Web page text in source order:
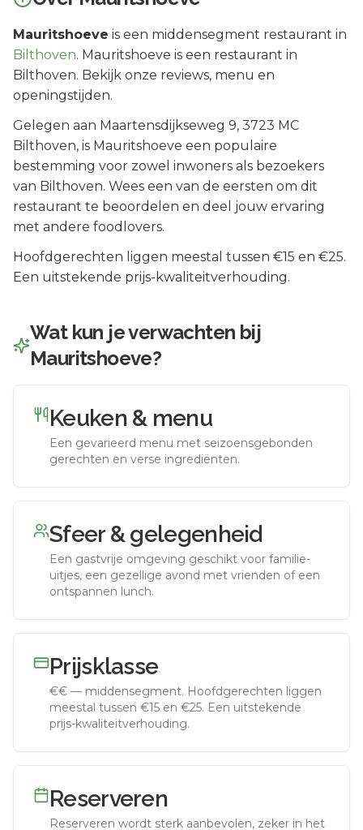
Mauritshoeve is een middensegment restaurant in
Bilthoven. Mauritshoeve is een restaurant in
Bilthoven. Bekijk onze reviews, menu en
openingstijden.
Gelegen aan Maartensdijkseweg 9, 3723 MC
Bilthoven, is Mauritshoeve een populaire
bestemming voor zowel inwoners als bezoekers
van Bilthoven. Wees een van de eersten om dit
restaurant te beoordelen en deel jouw ervaring
met andere foodlovers.
Hoofdgerechten liggen meestal tussen €15 en €25.
Een uitstekende prijs-kwaliteitverhouding.
Wat kun je verwachten bij
Mauritshoeve?
Keuken & menu
Een gevarieerd menu met seizoensgebonden
gerechten en verse ingrediënten.
Sfeer & gelegenheid
Een gastvrije omgeving geschikt voor familie-
uitjes, een gezellige avond met vrienden of een
ontspannen lunch.
Prijsklasse
€€ — middensegment. Hoofdgerechten liggen
meestal tussen €15 en €25. Een uitstekende
prijs-kwaliteitverhouding.
Reserveren
Reserveren wordt sterk aanbevolen, zeker in het